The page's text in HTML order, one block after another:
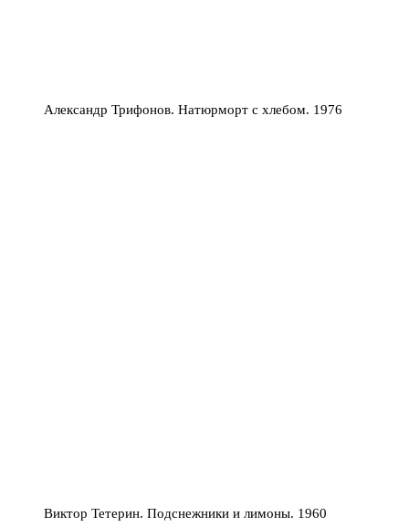
Александр Трифонов. Натюрморт с хлебом. 1976
Виктор Тетерин. Подснежники и лимоны. 1960